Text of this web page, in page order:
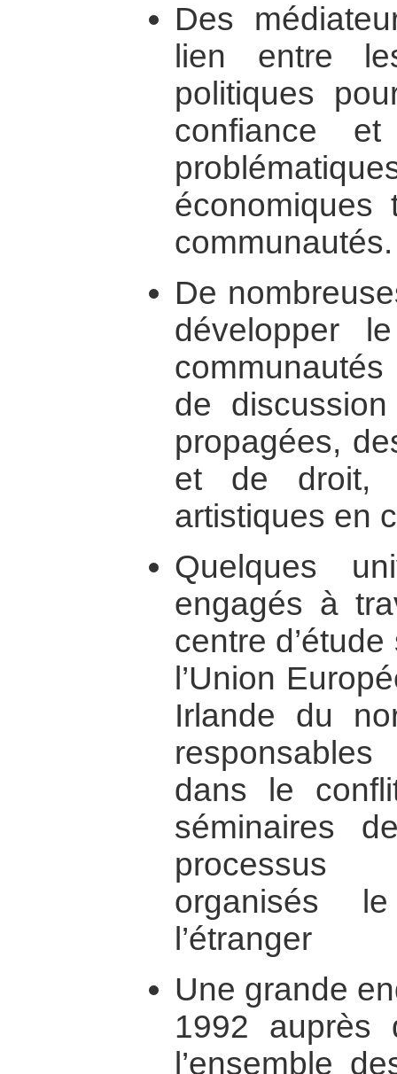
Des
lien entre
politiques
confiance
économiques
communautés.
De
développer
de
propagées,
et de droit,
artistiques en
Quelques
engagés à
centre
l’Union
Irlande du
dans le
séminaires
processus
organisés
l’étranger
Une grande
1992 auprès
l’ensemble